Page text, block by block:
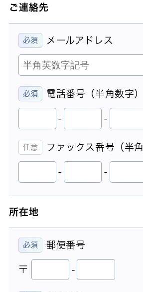
ご連絡先
メールアドレス
電話番号（半角数字）
- -
ファックス番号（半角
- -
所在地
郵便番号
〒 -